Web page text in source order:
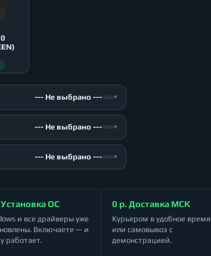
--- Не выбрано --- ▾
--- Не выбрано --- ▾
--- Не выбрано --- ▾
ОС
и все драйверы уже
Включаете — и
работает.
0 р. Доставка МСК
Курьером в удобное время
или самовывоз с
демонстрацией.